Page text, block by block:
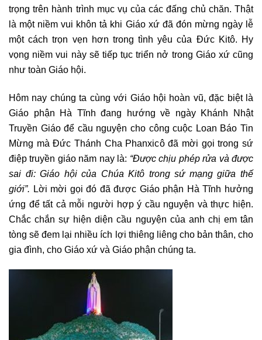
trọng trên hành trình mục vụ của các đấng chủ chăn. Thật
là một niềm vui khôn tả khi Giáo xứ đã đón mừng ngày lễ
một cách trọn vẹn hơn trong tình yêu của Đức Kitô. Hy
vọng niềm vui này sẽ tiếp tục triển nở trong Giáo xứ cũng
như toàn Giáo hội.
Hôm nay chúng ta cùng với Giáo hội hoàn vũ, đặc biệt là
Giáo phận Hà Tĩnh đang hướng về ngày Khánh Nhật
Truyền Giáo để cầu nguyện cho công cuộc Loan Báo Tin
Mừng mà Đức Thánh Cha Phanxicô đã mời gọi trong sứ
điệp truyền giáo năm nay là: “Được chịu phép rửa và được
sai đi: Giáo hội của Chúa Kitô trong sứ mạng giữa thế
giới”. Lời mời gọi đó đã được Giáo phận Hà Tĩnh hưởng
ứng để tất cả mỗi người hợp ý cầu nguyện và thực hiện.
Chắc chắn sự hiện diện cầu nguyện của anh chị em tân
tòng sẽ đem lại nhiều ích lợi thiêng liêng cho bản thân, cho
gia đình, cho Giáo xứ và Giáo phận chúng ta.